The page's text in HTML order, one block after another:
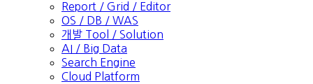
Report / Grid / Editor
OS / DB / WAS
개발 Tool / Solution
AI / Big Data
Search Engine
Cloud Platform